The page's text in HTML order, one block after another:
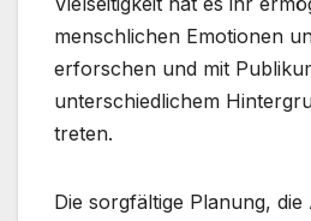
menschlichen Emotionen
erforschen und mit
unterschiedlichem
treten.
Die sorgfältige Planung, die